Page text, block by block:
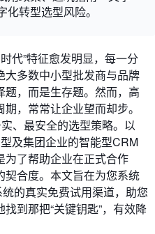
转型选型风险。
代”特征愈发明显，每一分
多数中小型批发商与品牌
，而是生存题。然而，高
，常常让企业望而却步。
、最安全的选型策略。以
及集团企业的智能型CRM
为了帮助企业在正式合作
合度。本文旨在为您系统
的真实免费试用渠道，助您
到那把“关键钥匙”，有效降